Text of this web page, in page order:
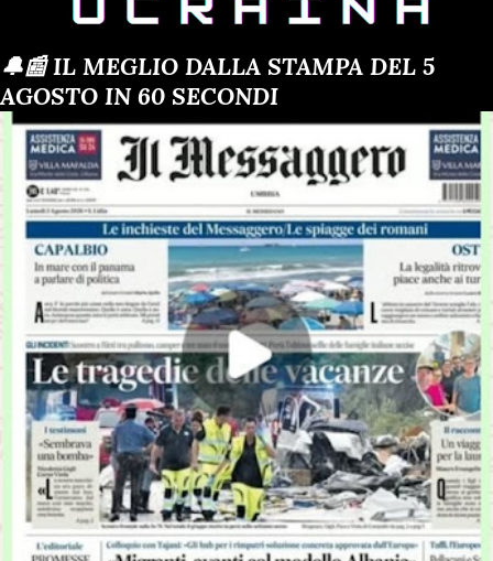
🔔📰 IL MEGLIO DALLA STAMPA DEL 5
AGOSTO IN 60 SECONDI